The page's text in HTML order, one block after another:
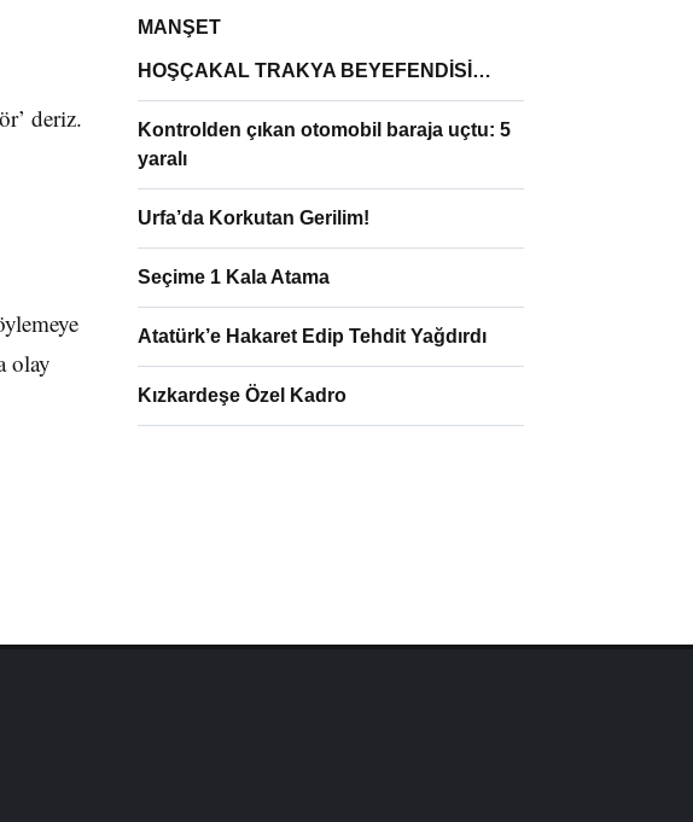
deriz.
olay
MANŞET
HOŞÇAKAL TRAKYA BEYEFENDİSİ…
Kontrolden çıkan otomobil baraja uçtu: 5
yaralı
Urfa’da Korkutan Gerilim!
Seçime 1 Kala Atama
Atatürk’e Hakaret Edip Tehdit Yağdırdı
Kızkardeşe Özel Kadro